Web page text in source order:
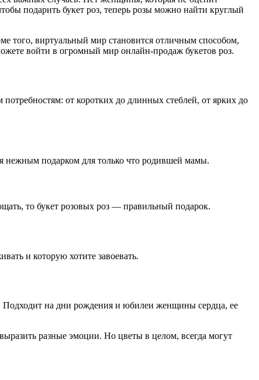
подарить букет роз, теперь розы можно найти круглый
того, виртуальный мир становится отличным способом,
войти в огромный мир онлайн-продаж букетов роз.
от коротких до длинных стеблей, от ярких до
нежным подарком для только что родившей мамы.
то букет розовых роз — правильный подарок.
и которую хотите завоевать.
Подходит на дни рождения и юбилеи женщины сердца, ее
разные эмоции. Но цветы в целом, всегда могут